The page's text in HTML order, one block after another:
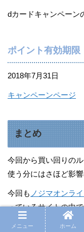
dカードキャンペーン
ポイント有効期限
2018年7月31日
キャンペーンページ
まとめ
今回から買い回りの
使う分にはさほど影響
今回も ノジマオンラ
っているサイトの中
う。
メニュー ホーム